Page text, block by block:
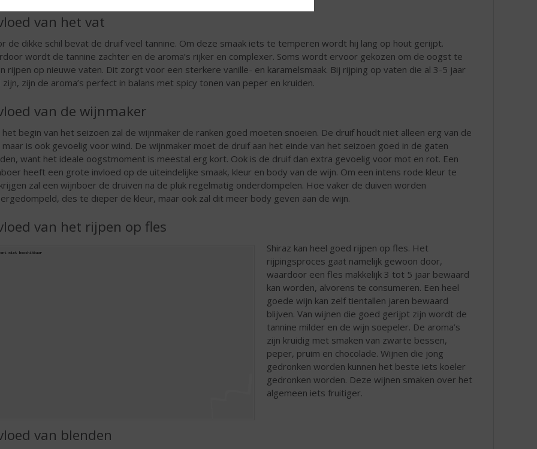
van het vat
de dikke schil bevat de druif veel tannine. Om deze smaak iets te temperen wordt hij lang op hout gerijpt.
wordt de tannine zachter en de aroma’s rijker en complexer. Soms wordt ervoor gekozen om de oogst te
rijpen op nieuwe vaten. Dit zorgt voor een sterkere vanille- en karamelsmaak. Bij rijping op vaten die al 3-5 jaar
zijn, zijn de aroma’s perfect in balans met spicy tonen van peper en kruiden.
van de wijnmaker
het begin van het seizoen zal de wijnmaker de ranken goed moeten snoeien. De druif houdt niet alleen erg van de
maar is ook gevoelig voor wind. De wijnmaker moet de druif aan het einde van het seizoen goed in de gaten
want het ideale oogstmoment is meestal erg kort. Ook is de druif dan extra gevoelig voor mot en rot. Een
heeft een grote invloed op de uiteindelijke smaak, kleur en body van de wijn. Om een intens rode kleur te
zal een wijnboer de druiven na de pluk regelmatig onderdompelen. Hoe vaker de duiven worden
des te dieper de kleur, maar ook zal dit meer body geven aan de wijn.
van het rijpen op fles
Shiraz kan heel goed rijpen op fles. Het
rijpingsproces gaat namelijk gewoon door,
waardoor een fles makkelijk 3 tot 5 jaar bewaard
kan worden, alvorens te consumeren. Een heel
goede wijn kan zelf tientallen jaren bewaard
blijven. Van wijnen die goed gerijpt zijn wordt de
tannine milder en de wijn soepeler. De aroma’s
zijn kruidig met smaken van zwarte bessen,
peper, pruim en chocolade. Wijnen die jong
gedronken worden kunnen het beste iets koeler
gedronken worden. Deze wijnen smaken over het
algemeen iets fruitiger.
van blenden